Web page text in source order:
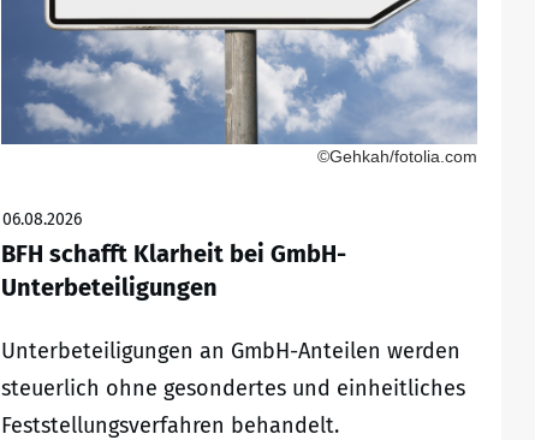
©Gehkah/fotolia.com
06.08.2026
BFH schafft Klarheit bei GmbH-
Unterbeteiligungen
Unterbeteiligungen an GmbH-Anteilen werden
steuerlich ohne gesondertes und einheitliches
Feststellungsverfahren behandelt.